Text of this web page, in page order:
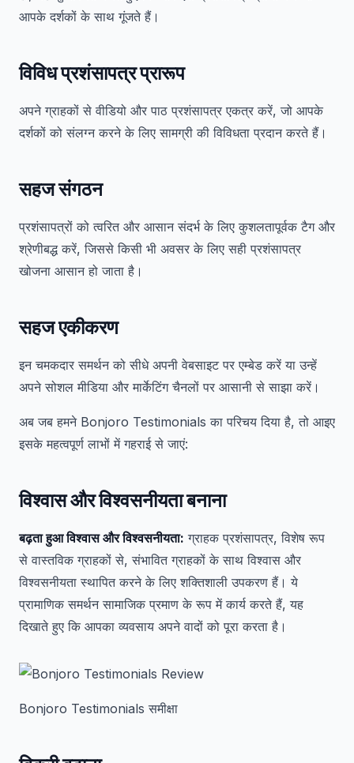
आपके दर्शकों के साथ गूंजते हैं।
विविध प्रशंसापत्र प्रारूप
अपने ग्राहकों से वीडियो और पाठ प्रशंसापत्र एकत्र करें, जो आपके
दर्शकों को संलग्न करने के लिए सामग्री की विविधता प्रदान करते हैं।
सहज संगठन
प्रशंसापत्रों को त्वरित और आसान संदर्भ के लिए कुशलतापूर्वक टैग और
श्रेणीबद्ध करें, जिससे किसी भी अवसर के लिए सही प्रशंसापत्र
खोजना आसान हो जाता है।
सहज एकीकरण
इन चमकदार समर्थन को सीधे अपनी वेबसाइट पर एम्बेड करें या उन्हें
अपने सोशल मीडिया और मार्केटिंग चैनलों पर आसानी से साझा करें।
अब जब हमने Bonjoro Testimonials का परिचय दिया है, तो आइए
इसके महत्वपूर्ण लाभों में गहराई से जाएं:
विश्वास और विश्वसनीयता बनाना
बढ़ता हुआ विश्वास और विश्वसनीयता: ग्राहक प्रशंसापत्र, विशेष रूप
से वास्तविक ग्राहकों से, संभावित ग्राहकों के साथ विश्वास और
विश्वसनीयता स्थापित करने के लिए शक्तिशाली उपकरण हैं। ये
प्रामाणिक समर्थन सामाजिक प्रमाण के रूप में कार्य करते हैं, यह
दिखाते हुए कि आपका व्यवसाय अपने वादों को पूरा करता है।
Bonjoro Testimonials समीक्षा